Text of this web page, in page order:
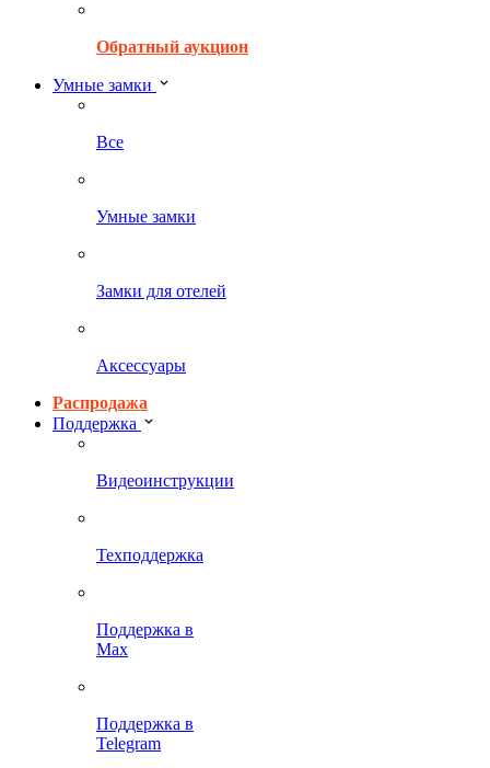
Обратный аукцион
Умные замки
Все
Умные замки
Замки для отелей
Аксессуары
Распродажа
Поддержка
Видеоинструкции
Техподдержка
Поддержка в
Max
Поддержка в
Telegram